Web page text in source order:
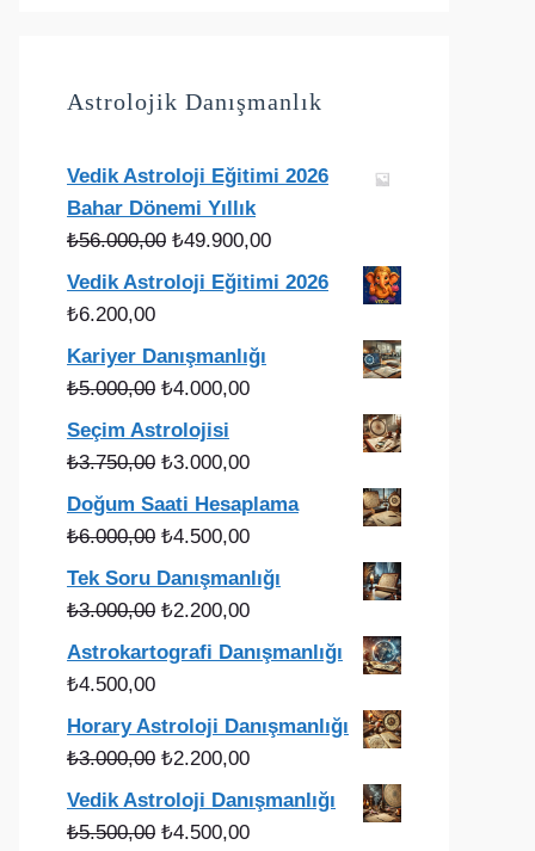
Astrolojik Danışmanlık
Vedik Astroloji Eğitimi 2026
Bahar Dönemi Yıllık
₺56.000,00 Orijinal
fiyat:
₺49.900,00Şu
andaki
₺49.900,00.
Vedik Astroloji Eğitimi 2026
₺6.200,00
Kariyer Danışmanlığı
₺5.000,00 Orijinal
fiyat:
₺5.000,00.
₺4.000,00Şu
fiyat:
Seçim Astrolojisi
₺3.750,00 Orijinal
fiyat:
₺3.750,00.
₺3.000,00Şu
andaki
fiyat:
Doğum Saati Hesaplama
₺6.000,00 Orijinal
fiyat:
₺6.000,00.
₺4.500,00Şu
andaki
fiyat:
Tek Soru Danışmanlığı
₺3.000,00 Orijinal
fiyat:
₺2.200,00Şu
Astrokartografi Danışmanlığı
₺4.500,00
Horary Astroloji Danışmanlığı
₺3.000,00 Orijinal
fiyat:
₺3.000,00.
₺2.200,00Şu
fiyat:
Vedik Astroloji Danışmanlığı
₺5.500,00 Orijinal
₺4.500,00Şu